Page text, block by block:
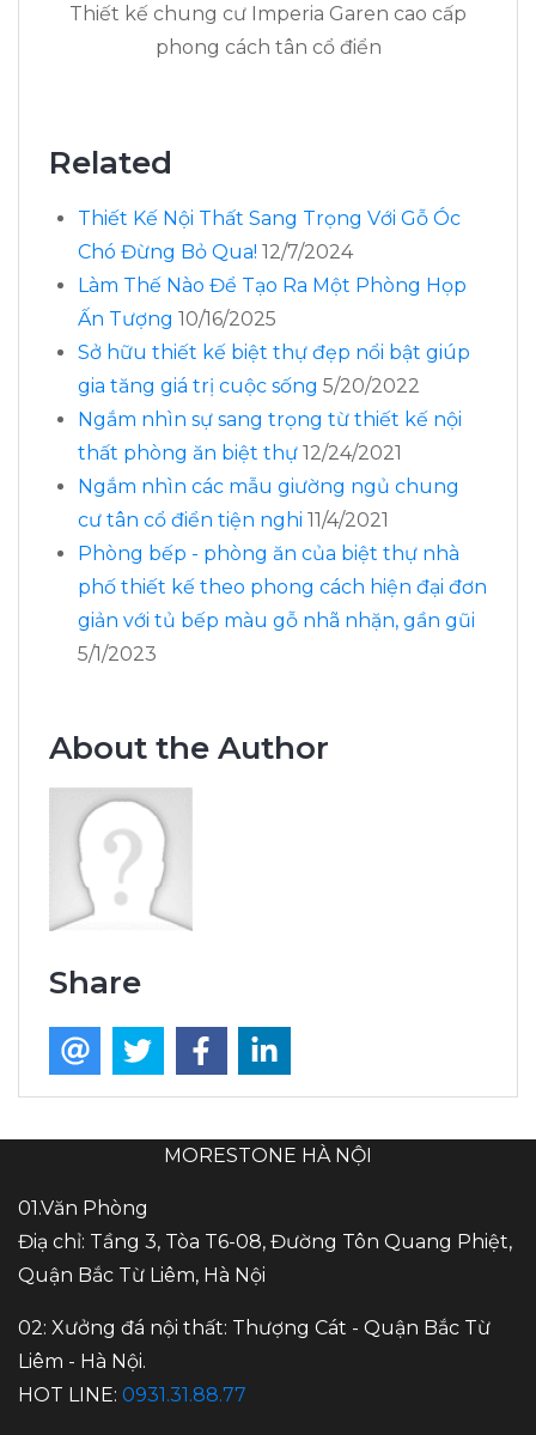
Thiết kế chung cư Imperia Garen cao cấp
phong cách tân cổ điển
Related
Thiết Kế Nội Thất Sang Trọng Với Gỗ Óc
Chó Đừng Bỏ Qua! 12/7/2024
Làm Thế Nào Để Tạo Ra Một Phòng Họp
Ấn Tượng 10/16/2025
Sở hữu thiết kế biệt thự đẹp nổi bật giúp
gia tăng giá trị cuộc sống 5/20/2022
Ngắm nhìn sự sang trọng từ thiết kế nội
thất phòng ăn biệt thự 12/24/2021
Ngắm nhìn các mẫu giường ngủ chung
cư tân cổ điển tiện nghi 11/4/2021
Phòng bếp - phòng ăn của biệt thự nhà
phố thiết kế theo phong cách hiện đại đơn
giản với tủ bếp màu gỗ nhã nhặn, gần gũi
5/1/2023
About the Author
Share
MORESTONE HÀ NỘI
01.Văn Phòng
Điạ chỉ: Tầng 3, Tòa T6-08, Đường Tôn Quang Phiệt,
Quận Bắc Từ Liêm, Hà Nội
02: Xưởng đá nội thất: Thượng Cát - Quận Bắc Từ
Liêm - Hà Nội.
HOT LINE: 0931.31.88.77